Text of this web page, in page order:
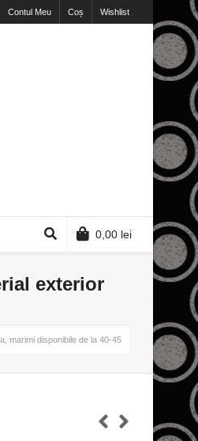
Contul Meu Coș Wishlist
0,00 lei
exterior
marimi disponibile de la 40-45